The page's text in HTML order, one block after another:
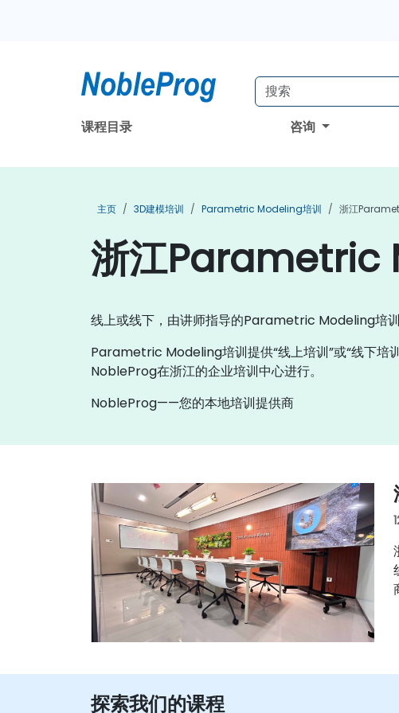
课程目录 咨询
主页 3D建模培训 Parametric Modeling培训 浙江
浙江Parametric
线上或线下，由讲师指导的Parametric Modeling培
Parametric Modeling培训提供“线上培训”或“线下培
NobleProg在浙江的企业培训中心进行。
NobleProg——您的本地培训提供商
探索我们的课程